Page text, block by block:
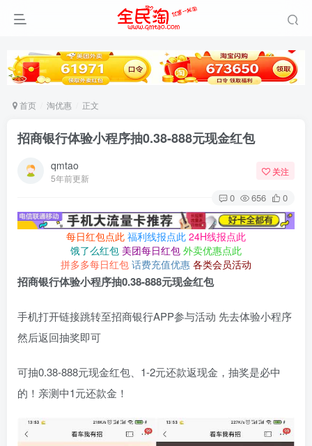
首页 淘优惠 正文
招商银行体验小程序抽0.38-888元现金红包
qmtao
5年前更新
关注
0 656 0
每日红包点此 福利线报点此 24H线报点此
饿了么红包 美团每日红包 外卖优惠点此
拼多多每日红包 话费充值优惠 各类会员活动
招商银行体验小程序抽0.38-888元现金红包
手机打开链接跳转至招商银行APP参与活动 先去体验小程序
然后返回抽奖即可
可抽0.38-888元现金红包、1-2元还款返现金，抽奖是必中
的！亲测中1元还款金！